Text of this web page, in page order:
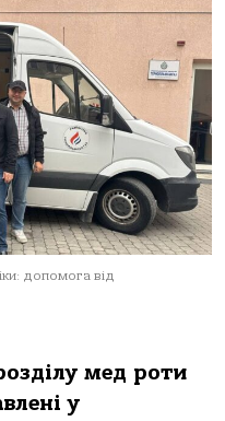
допомога від
мед роти
у